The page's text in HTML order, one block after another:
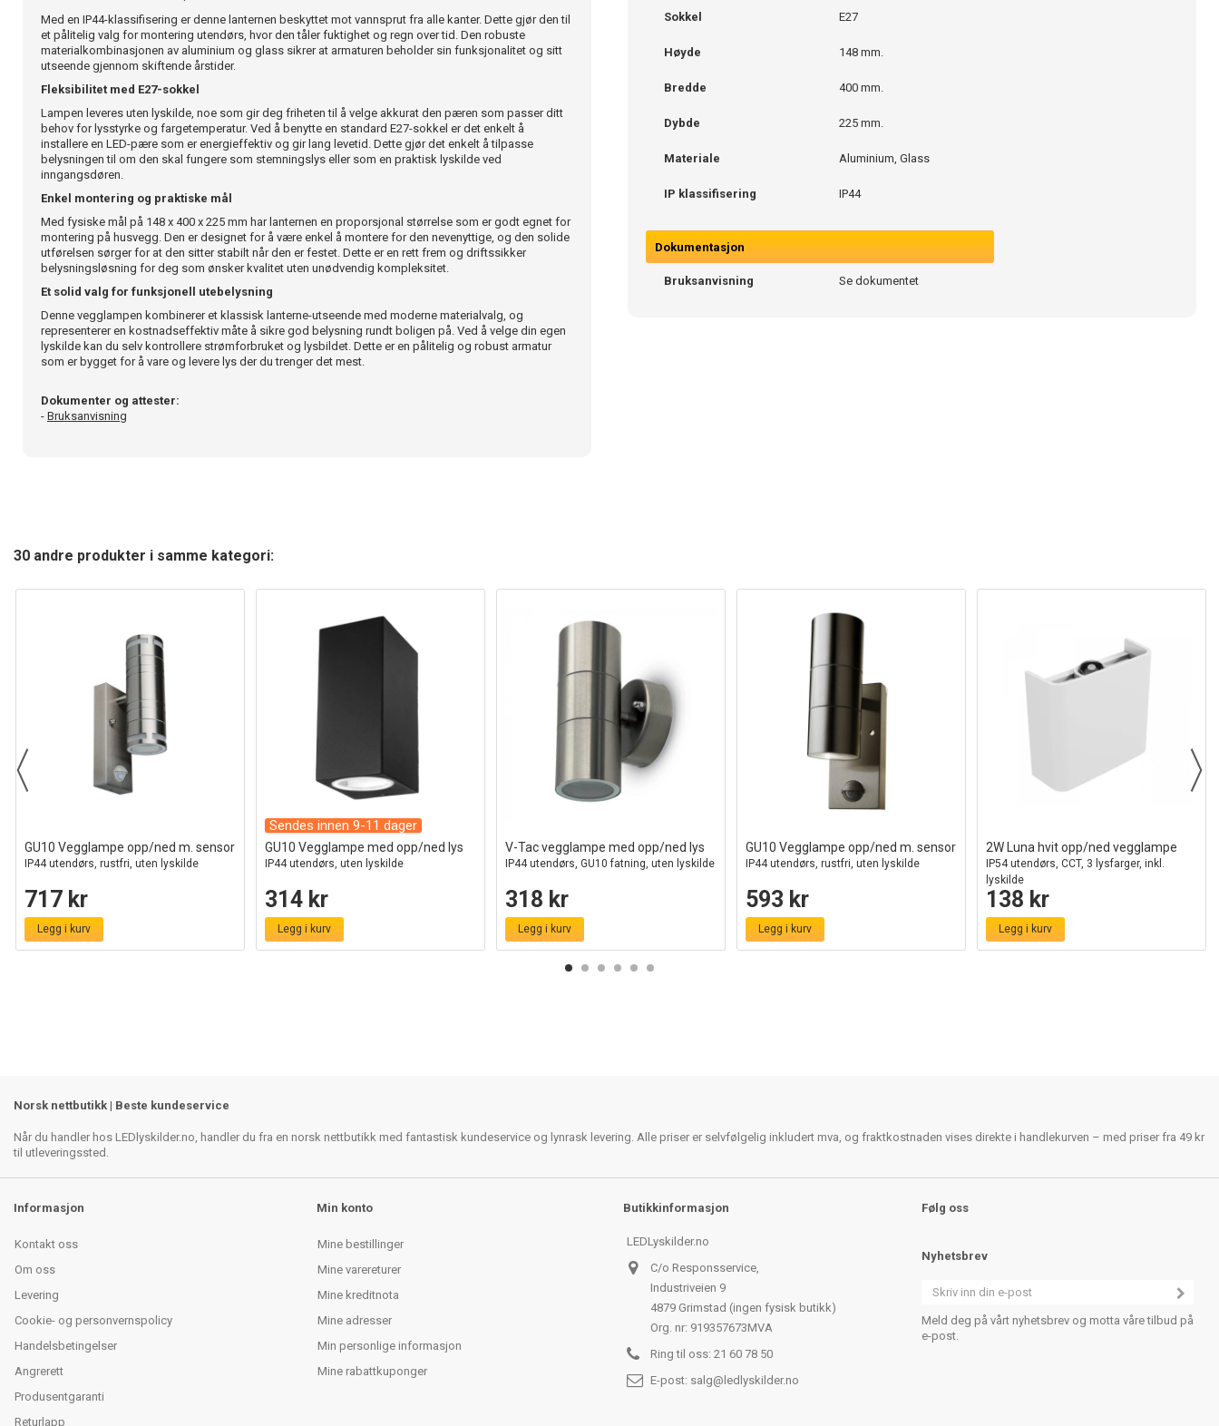
Med en IP44-klassifisering er denne lanternen beskyttet mot vannsprut fra alle kanter. Dette gjør den til
et pålitelig valg for montering utendørs, hvor den tåler fuktighet og regn over tid. Den robuste
materialkombinasjonen av aluminium og glass sikrer at armaturen beholder sin funksjonalitet og sitt
utseende gjennom skiftende årstider.
Fleksibilitet med E27-sokkel
Lampen leveres uten lyskilde, noe som gir deg friheten til å velge akkurat den pæren som passer ditt
behov for lysstyrke og fargetemperatur. Ved å benytte en standard E27-sokkel er det enkelt å
installere en LED-pære som er energieffektiv og gir lang levetid. Dette gjør det enkelt å tilpasse
belysningen til om den skal fungere som stemningslys eller som en praktisk lyskilde ved
inngangsdøren.
Enkel montering og praktiske mål
Med fysiske mål på 148 x 400 x 225 mm har lanternen en proporsjonal størrelse som er godt egnet for
montering på husvegg. Den er designet for å være enkel å montere for den nevenyttige, og den solide
utførelsen sørger for at den sitter stabilt når den er festet. Dette er en rett frem og driftssikker
belysningsløsning for deg som ønsker kvalitet uten unødvendig kompleksitet.
Et solid valg for funksjonell utebelysning
Denne vegglampen kombinerer et klassisk lanterne-utseende med moderne materialvalg, og
representerer en kostnadseffektiv måte å sikre god belysning rundt boligen på. Ved å velge din egen
lyskilde kan du selv kontrollere strømforbruket og lysbildet. Dette er en pålitelig og robust armatur
som er bygget for å vare og levere lys der du trenger det mest.
Dokumenter og attester:
- Bruksanvisning
Sokkel E27
Høyde 148 mm.
Bredde 400 mm.
Dybde 225 mm.
Materiale Aluminium, Glass
IP klassifisering IP44
Dokumentasjon
Bruksanvisning Se dokumentet
30 andre produkter i samme kategori:
GU10 Vegglampe opp/ned m. sensor
IP44 utendørs, rustfri, uten lyskilde
717 kr
Legg i kurv
Sendes innen 9-11 dager
GU10 Vegglampe med opp/ned lys
IP44 utendørs, uten lyskilde
314 kr
Legg i kurv
V-Tac vegglampe med opp/ned lys
IP44 utendørs, GU10 fatning, uten lyskilde
318 kr
Legg i kurv
GU10 Vegglampe opp/ned m. sensor
IP44 utendørs, rustfri, uten lyskilde
593 kr
Legg i kurv
2W Luna hvit opp/ned vegglampe
IP54 utendørs, CCT, 3 lysfarger, inkl.
lyskilde
138 kr
Legg i kurv
Norsk nettbutikk | Beste kundeservice
Når du handler hos LEDlyskilder.no, handler du fra en norsk nettbutikk med fantastisk kundeservice og lynrask levering. Alle priser er selvfølgelig inkludert mva, og fraktkostnaden vises direkte i handlekurven – med priser fra 49 kr
til utleveringssted.
Informasjon
Kontakt oss
Om oss
Levering
Cookie- og personvernspolicy
Handelsbetingelser
Angrerett
Produsentgaranti
Returlapp
Min konto
Mine bestillinger
Mine varereturer
Mine kreditnota
Mine adresser
Min personlige informasjon
Mine rabattkuponger
Butikkinformasjon
LEDLyskilder.no
C/o Responsservice,
Industriveien 9
4879 Grimstad (ingen fysisk butikk)
Org. nr: 919357673MVA
Ring til oss: 21 60 78 50
E-post: salg@ledlyskilder.no
Følg oss
Nyhetsbrev
Meld deg på vårt nyhetsbrev og motta våre tilbud på
e-post.